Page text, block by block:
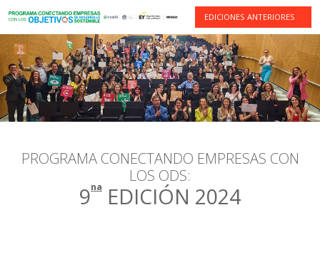
EDICIONES ANTERIORES
PROGRAMA CONECTANDO EMPRESAS CON
LOS ODS:
9na EDICIÓN 2024